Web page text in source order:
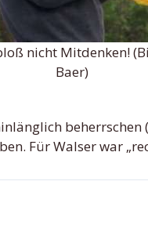
nicht Mitdenken!
Baer)
Für Walser war